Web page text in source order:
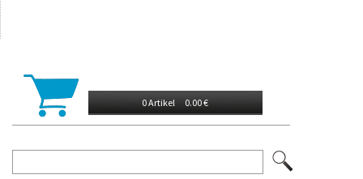
0 Artikel 0.00 €